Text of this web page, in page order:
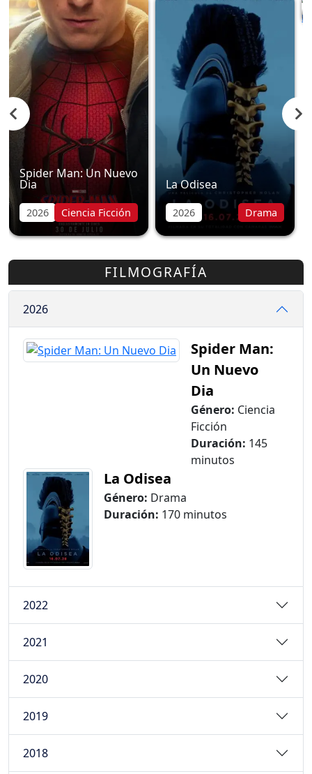
Spider Man: Un Nuevo
Dia
2026 Ciencia Ficción
La Odisea
2026 Drama
FILMOGRAFÍA
2026
Spider Man:
Un Nuevo
Dia
Género: Ciencia
Ficción
Duración: 145
minutos
La Odisea
Género: Drama
Duración: 170 minutos
2022
2021
2020
2019
2018